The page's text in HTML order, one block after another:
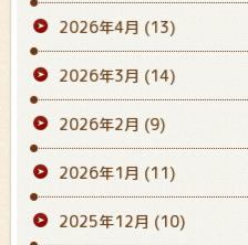
2026年4月 (13)
2026年3月 (14)
2026年2月 (9)
2026年1月 (11)
2025年12月 (10)